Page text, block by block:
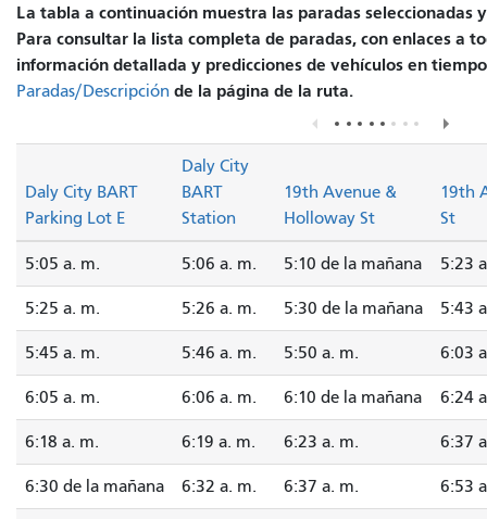
La tabla a continuación muestra las paradas seleccionadas
Para consultar la lista completa de paradas, con enlaces a
información detallada y predicciones de vehículos en
Paradas/Descripción de la página de la ruta.
Daly City BART
Parking Lot E
Daly City
BART
Station
19th Avenue &
Holloway St
19th
St
5:05 a. m. 5:06 a. m. 5:10 de la mañana 5:23
5:25 a. m. 5:26 a. m. 5:30 de la mañana 5:43
5:45 a. m. 5:46 a. m. 5:50 a. m. 6:03
6:05 a. m. 6:06 a. m. 6:10 de la mañana 6:24
6:18 a. m. 6:19 a. m. 6:23 a. m. 6:37
6:30 de la mañana 6:32 a. m. 6:37 a. m. 6:53